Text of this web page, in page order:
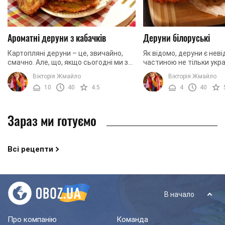
Ароматні деруни з кабачків
Картопляні деруни – це, звичайно,
смачно. Але, що, якщо сьогодні ми з
вами приготуємо деруни з кабачків?
Запевняємо, що ви не відчуєте
специфічного ...
Вікторія Жмайло
10
40 4.5
Деруни білоруські
Як відомо, деруни є
частиною не тільки
але і польської,
дивно, адже така
популярна в ...
Вікторія Жмайло
4
40
Зараз ми готуємо
Всі рецепти
В начало
Про компанію Команда